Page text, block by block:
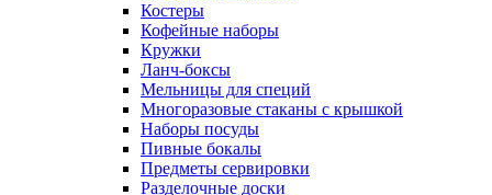
Костеры
Кофейные наборы
Кружки
Ланч-боксы
Мельницы для специй
Многоразовые стаканы с крышкой
Наборы посуды
Пивные бокалы
Предметы сервировки
Разделочные доски